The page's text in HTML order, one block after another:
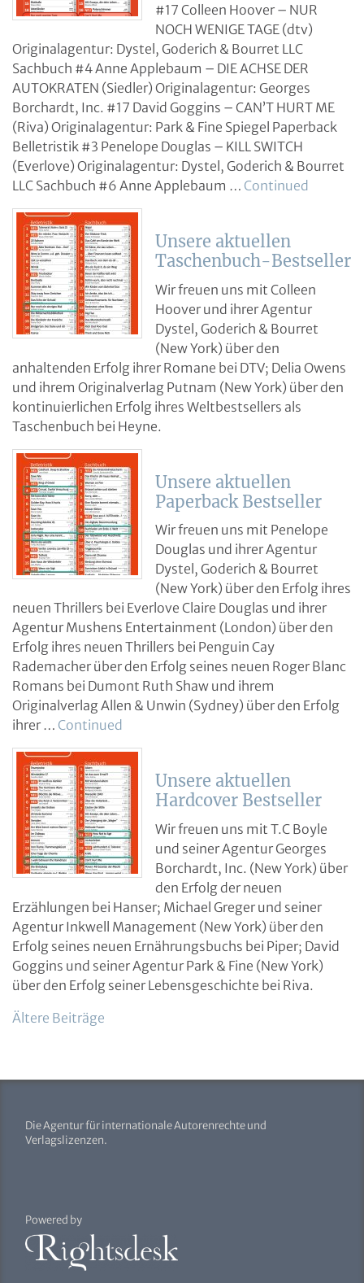
#17 Colleen Hoover – NUR
NOCH WENIGE TAGE (dtv)
Originalagentur: Dystel, Goderich & Bourret LLC
Sachbuch #4 Anne Applebaum – DIE ACHSE DER
AUTOKRATEN (Siedler) Originalagentur: Georges
Borchardt, Inc. #17 David Goggins – CAN’T HURT ME
(Riva) Originalagentur: Park & Fine Spiegel Paperback
Belletristik #3 Penelope Douglas – KILL SWITCH
(Everlove) Originalagentur: Dystel, Goderich & Bourret
LLC Sachbuch #6 Anne Applebaum … Continued
Unsere aktuellen
Taschenbuch-Bestseller
Wir freuen uns mit Colleen
Hoover und ihrer Agentur
Dystel, Goderich & Bourret
(New York) über den
anhaltenden Erfolg ihrer Romane bei DTV; Delia Owens
und ihrem Originalverlag Putnam (New York) über den
kontinuierlichen Erfolg ihres Weltbestsellers als
Taschenbuch bei Heyne.
Unsere aktuellen
Paperback Bestseller
Wir freuen uns mit Penelope
Douglas und ihrer Agentur
Dystel, Goderich & Bourret
(New York) über den Erfolg ihres
neuen Thrillers bei Everlove Claire Douglas und ihrer
Agentur Mushens Entertainment (London) über den
Erfolg ihres neuen Thrillers bei Penguin Cay
Rademacher über den Erfolg seines neuen Roger Blanc
Romans bei Dumont Ruth Shaw und ihrem
Originalverlag Allen & Unwin (Sydney) über den Erfolg
ihrer … Continued
Unsere aktuellen
Hardcover Bestseller
Wir freuen uns mit T.C Boyle
und seiner Agentur Georges
Borchardt, Inc. (New York) über
den Erfolg der neuen
Erzählungen bei Hanser; Michael Greger und seiner
Agentur Inkwell Management (New York) über den
Erfolg seines neuen Ernährungsbuchs bei Piper; David
Goggins und seiner Agentur Park & Fine (New York)
über den Erfolg seiner Lebensgeschichte bei Riva.
Beitragsnavigation
Ältere Beiträge
Die Agentur für internationale Autorenrechte und
Verlagslizenzen.
Powered by